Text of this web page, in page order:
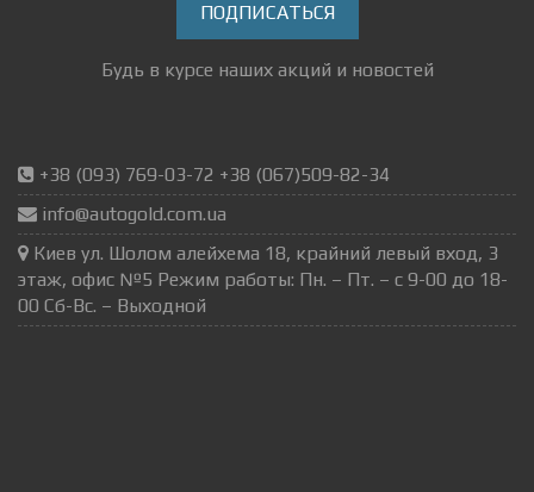
ПОДПИСАТЬСЯ
Будь в курсе наших акций и новостей
+38 (093) 769-03-72 +38 (067)509-82-34
info@autogold.com.ua
Киев ул. Шолом алейхема 18, крайний левый вход, 3
этаж, офис №5 Режим работы: Пн. – Пт. – с 9-00 до 18-
00 Сб-Вс. – Выходной